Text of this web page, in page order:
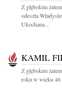
Z głębokim
odeszła
Ukochana...
KAMIL
Z głębokim
roku w wieku 46